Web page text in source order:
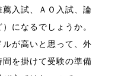
入試、ＡＯ入試、論
になるでしょうか。
が高いと思って、外
を掛けて受験の準備